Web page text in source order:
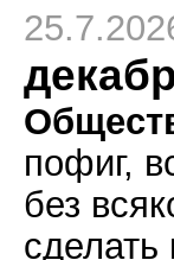
пофиг,
без
сделать